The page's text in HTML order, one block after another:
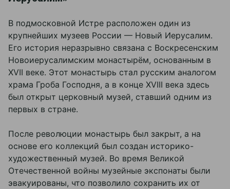
В подмосковной Истре расположен один из
крупнейших музеев России — Новый Иерусалим.
Его история неразрывно связана с Воскресенским
Новоиерусалимским монастырём, основанным в
XVII веке. Этот монастырь стал русским аналогом
храма Гроба Господня, а в конце XVIII века здесь
был открыт церковный музей, ставший одним из
первых в стране.
После революции монастырь был закрыт, а на
основе его коллекций был создан историко-
художественный музей. Во время Великой
Отечественной войны музейные экспонаты были
эвакуированы, что позволило сохранить их от